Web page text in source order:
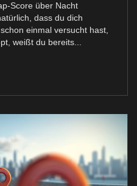
Score über Nacht
dass du dich
einmal versucht hast,
weißt du bereits...